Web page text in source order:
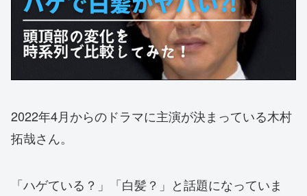
2022年4月からのドラマに主演が決まっている木村
拓哉さん。
「ハゲている？」「白髪？」と話題になっていま